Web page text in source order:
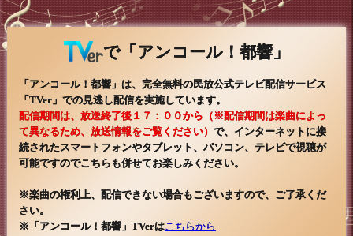
皆様、プレゼントへのご応募ありがとうございまし
た。
【2月中旬～下旬】に変更になりました。
ご了承ください。なお、プレゼント当選者の発表は賞
2026/01/16
【2026年2月・3月放送情報】アラン・ギルバートによ
るブラームス交響曲特集！
皆様、プレゼントへのご応募ありがとうございまし
た！プレゼント発送は2月下旬となりますのでお待ちく
そして今年もどうぞよろしくお願いいたします！2・3
月はブラームス一色でお届けしますのでお楽しみに！
♪2月21日（土）15:00～（MX2）放送♪
プロムナードコンサートNo.413（2025年7月19日）@
で「アンコール！都響」
「アンコール！都響」は、完全無料の民放公式テレビ配信サービス
「TVer」での見逃し配信を実施しています。
配信期間は、放送終了後１７：００から（※配信期間は楽曲によっ
て異なるため、放送情報をご覧ください） で、インターネットに接
続されたスマートフォンやタブレット、パソコン、テレビで視聴が
可能ですのでこちらも併せてお楽しみください。
※楽曲の権利上、配信できない場合もございますので、ご了承くだ
さい。
※「アンコール！都響」TVerはこちらから